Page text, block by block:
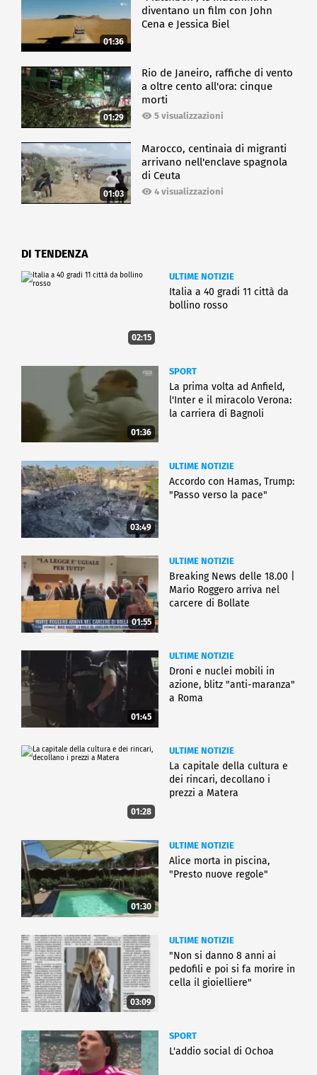
01:36
diventano un film con John
Cena e Jessica Biel
01:29
Rio de Janeiro, raffiche di vento
a oltre cento all'ora: cinque
morti
5 visualizzazioni
01:03
Marocco, centinaia di migranti
arrivano nell'enclave spagnola
di Ceuta
4 visualizzazioni
DI TENDENZA
02:15
ULTIME NOTIZIE
Italia a 40 gradi 11 città da
bollino rosso
01:36
SPORT
La prima volta ad Anfield,
l'Inter e il miracolo Verona:
la carriera di Bagnoli
03:49
ULTIME NOTIZIE
Accordo con Hamas, Trump:
"Passo verso la pace"
01:55
ULTIME NOTIZIE
Breaking News delle 18.00 |
Mario Roggero arriva nel
carcere di Bollate
01:45
ULTIME NOTIZIE
Droni e nuclei mobili in
azione, blitz "anti-maranza"
a Roma
01:28
ULTIME NOTIZIE
La capitale della cultura e
dei rincari, decollano i
prezzi a Matera
01:30
ULTIME NOTIZIE
Alice morta in piscina,
"Presto nuove regole"
03:09
ULTIME NOTIZIE
"Non si danno 8 anni ai
pedofili e poi si fa morire in
cella il gioielliere"
SPORT
L'addio social di Ochoa